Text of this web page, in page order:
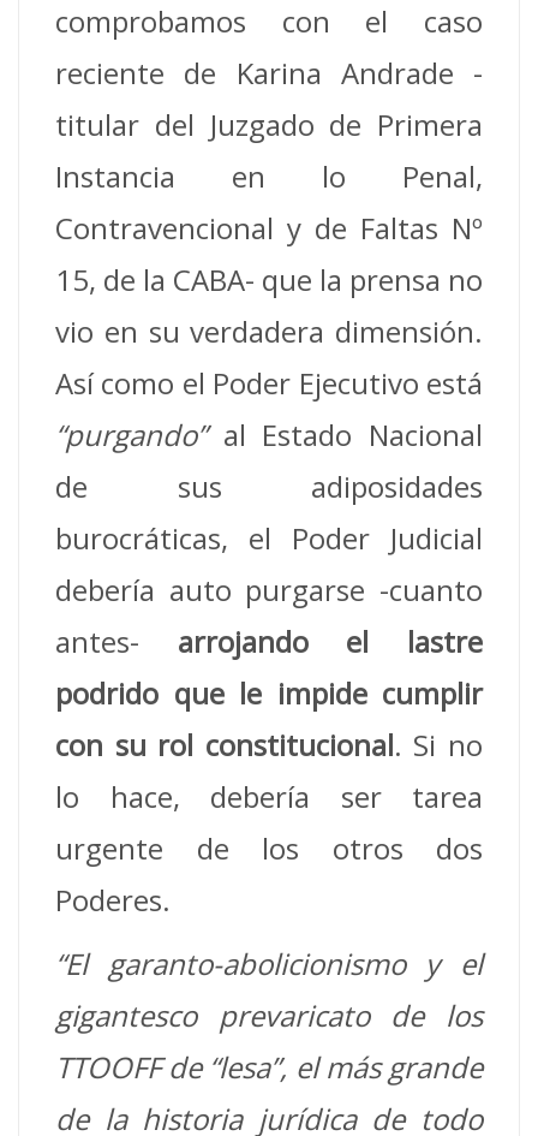
comprobamos con el caso
reciente de Karina Andrade -
titular del Juzgado de Primera
Instancia en lo Penal,
Contravencional y de Faltas Nº
15, de la CABA- que la prensa no
vio en su verdadera dimensión.
Así como el Poder Ejecutivo está
“purgando”al Estado Nacional
de sus adiposidades
burocráticas, el Poder Judicial
debería auto purgarse -cuanto
antes- arrojando el lastre
podrido que le impide cumplir
con su rol constitucional. Si no
lo hace, debería ser tarea
urgente de los otros dos
Poderes.
“El garanto-abolicionismo y el
gigantesco prevaricatode los
TTOOFF de “lesa”, el más grande
de la historia jurídica de todo